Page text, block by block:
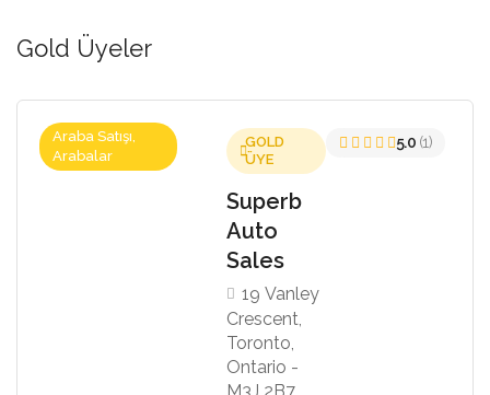
Gold Üyeler
Araba Satışı,
Arabalar
GOLD
ÜYE
Superb
Auto
Sales
19 Vanley
Crescent,
Toronto,
Ontario -
5.0 (1)